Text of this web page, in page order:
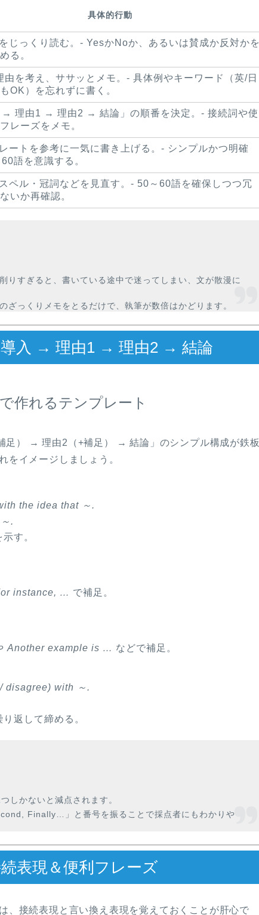
具体的行動
じっくり読む。- YesかNoか、あるいは賛成か反対かを
る。
由を考え、ササッとメモ。- 具体例やキーワード（英/日
OK）を忘れずに書く。
→ 理由1 → 理由2 → 結論」の順番を決定。- 接続詞や使
レーズをメモ。
ートを参考に一気に書き上げる。- シンプルかつ明確
語を意識する。
ペル・冠詞などを見直す。- 50～60語を確保しつつ冗
いか再確認。
りすぎると、書いている途中で迷ってしまい、文が散漫に
ざっくりメモをとるだけで、執筆が数倍はかどります。
導入 → 理由1 → 理由2 → 結論
作れるテンプレート
足） → 理由2（+補足） → 結論」のシンプル構成が鉄板
をイメージしましょう。
the idea that ～.
.
す。
instance, … で補足。
Another example is … などで補足。
disagree) with ～.
返して締める。
しかないと減点されます。
Finally…」と番号を振る ことで採点者にもわかりや
表現＆便利フレーズ
、 接続表現 と 言い換え表現 を覚えておくことが肝心で